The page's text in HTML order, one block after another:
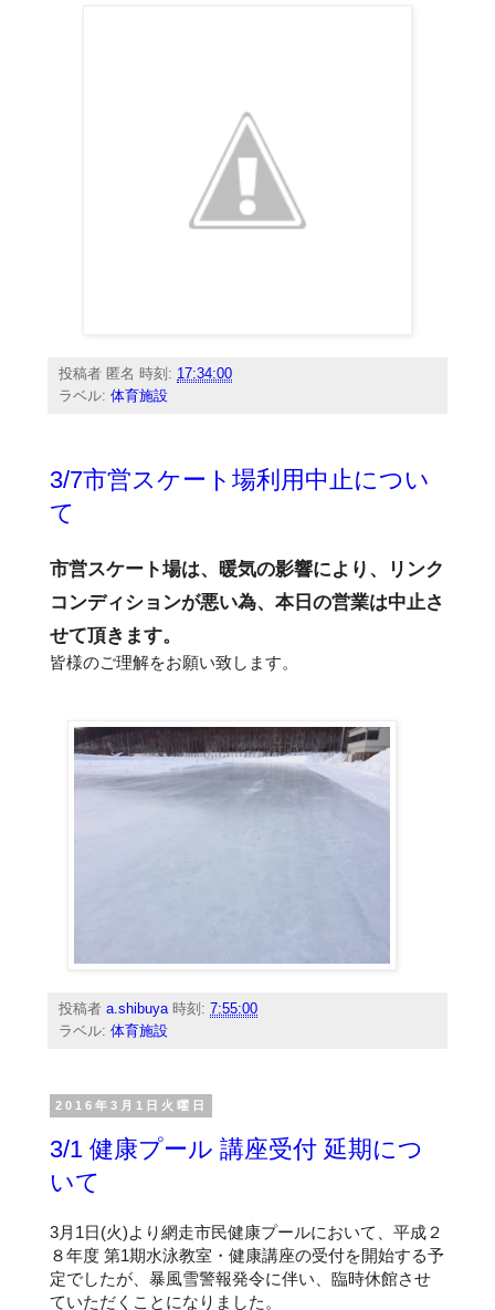
投稿者 匿名 時刻: 17:34:00
ラベル:体育施設
3/7市営スケート場利用中止につい
て
市営スケート場は、暖気の影響により、リンク
コンディションが悪い為、本日の営業は中止さ
せて頂きます。
皆様のご理解をお願い致します。
投稿者a.shibuya 時刻:7:55:00
ラベル:体育施設
2016年3月1日火曜日
3/1 健康プール 講座受付 延期につ
いて
3月1日(火)より網走市民健康プールにおいて、平成２
８年度 第1期水泳教室・健康講座の受付を開始する予
定でしたが、暴風雪警報発令に伴い、臨時休館させ
ていただくことになりました。